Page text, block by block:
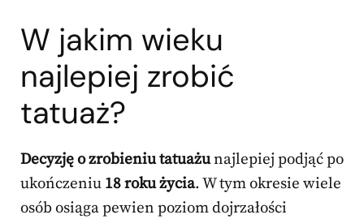
W jakim wieku
najlepiej zrobić
tatuaż?
Decyzję o zrobieniu tatuażunajlepiej podjąć po
ukończeniu 18 roku życia. W tym okresie wiele
osób osiąga pewien poziom dojrzałości